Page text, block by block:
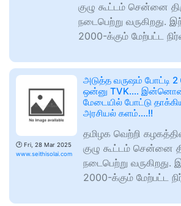
குழு கூட்டம் சென்னை
நடைபெற்று வருகிறது.
2000-க்கும் மேற்பட்ட
🕑 Fri, 28 Mar 2025
www.seithisolai.com
அடுத்த வருஷம் போட்டி 2
ஒன்னு TVK….
மேடையில் போட்டு
அரசியல் களம்….!!
தமிழக வெற்றி
குழு கூட்டம் சென்னை
நடைபெற்று வருகிறது.
2000-க்கும் மேற்பட்ட